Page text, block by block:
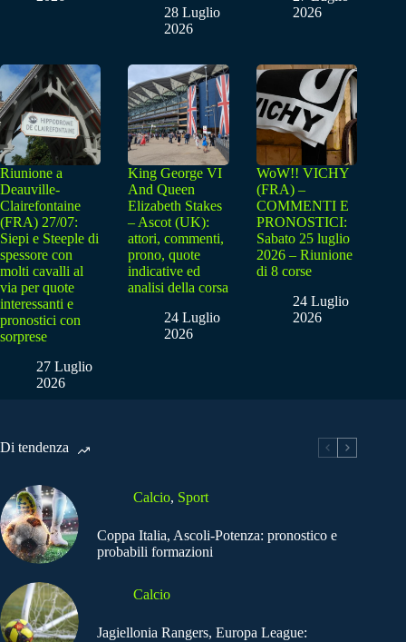
28 Luglio
2026
2026
Riunione a
Deauville-
Clairefontaine
(FRA) 27/07:
Siepi e Steeple di
spessore con
molti cavalli al
via per quote
interessanti e
pronostici con
sorprese
27 Luglio
2026
King George VI
And Queen
Elizabeth Stakes
– Ascot (UK):
attori, commenti,
prono, quote
indicative ed
analisi della corsa
24 Luglio
2026
WoW!! VICHY
(FRA) –
COMMENTI E
PRONOSTICI:
Sabato 25 luglio
2026 – Riunione
di 8 corse
24 Luglio
2026
Di tendenza
Calcio, Sport
Coppa Italia, Ascoli-Potenza: pronostico e
probabili formazioni
Calcio
Jagiellonia Rangers, Europa League: